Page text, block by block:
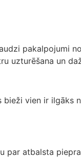
pakalpojumi
uzturēšana un
vien ir ilgāks
par atbalsta